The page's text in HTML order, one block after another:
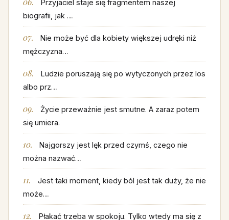
Przyjaciel staje się fragmentem naszej
biografii, jak …
Nie może być dla kobiety większej udręki niż
mężczyzna…
Ludzie poruszają się po wytyczonych przez los
albo prz…
Życie przeważnie jest smutne. A zaraz potem
się umiera.
Najgorszy jest lęk przed czymś, czego nie
można nazwać…
Jest taki moment, kiedy ból jest tak duży, że nie
może…
Płakać trzeba w spokoju. Tylko wtedy ma się z